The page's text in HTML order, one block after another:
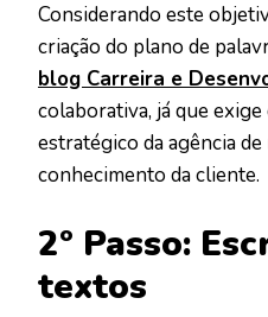
Considerando este
criação do plano de
blog Carreira e
colaborativa, já que
estratégico da agência
conhecimento da cliente.
2º Passo:
textos